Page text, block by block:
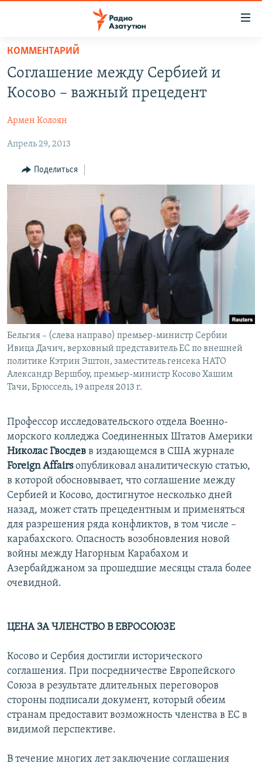
Перейти
основному
содержанию
навигации
Перейти
поиску
ОБЩЕСТВО
ЭКОНОМИКА
РЕГИОН
НАГОРНЫЙ КАРАБАХ
КУЛЬТУРА
СПОРТ
АРХИВ
Հայերեն
English
Русский
Все сайты Радио Азатутюн
КОММЕНТАРИЙ
Соглашение между Сербией и
Косово – важный прецедент
Армен Колоян
Апрель 29, 2013
Поделиться
Бельгия – (слева направо) премьер-министр Сербии
Ивица Дачич, верховный представитель ЕС по внешней
политике Кэтрин Эштон, заместитель генсека НАТО
Александр Вершбоу, премьер-министр Косово Хашим
Тачи, Брюссель, 19 апреля 2013 г.
Профессор исследовательского отдела Военно-
морского колледжа Соединенных Штатов Америки
Николас Гвосдев в издающемся в США журнале
Foreign Affairsопубликовал аналитическую статью,
в которой обосновывает, что соглашение между
Сербией и Косово, достигнутое несколько дней
назад, может стать прецедентным и применяться
для разрешения ряда конфликтов, в том числе –
карабахского. Опасность возобновления новой
войны между Нагорным Карабахом и
Азербайджаном за прошедшие месяцы стала более
очевидной.
ЦЕНА ЗА ЧЛЕНСТВО В ЕВРОСОЮЗЕ
Косово и Сербия достигли исторического
соглашения. При посредничестве Европейского
Союза в результате длительных переговоров
стороны подписали документ, который обеим
странам предоставит возможность членства в ЕС в
видимой перспективе.
В течение многих лет заключение соглашения